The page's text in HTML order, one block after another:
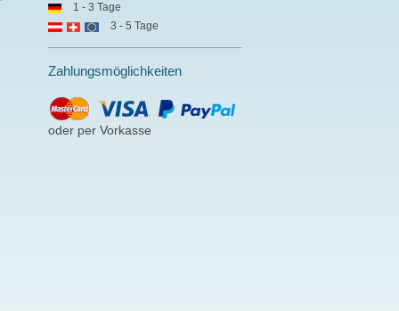
1 - 3 Tage
3 - 5 Tage
Zahlungsmöglichkeiten
oder per Vorkasse